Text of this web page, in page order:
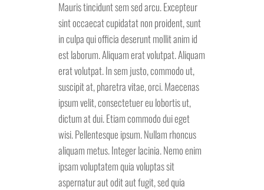
Mauris tincidunt sem sed arcu. Excepteur
sint occaecat cupidatat non proident, sunt
in culpa qui officia deserunt mollit anim id
est laborum. Aliquam erat volutpat. Aliquam
erat volutpat. In sem justo, commodo ut,
suscipit at, pharetra vitae, orci. Maecenas
ipsum velit, consectetuer eu lobortis ut,
dictum at dui. Etiam commodo dui eget
wisi. Pellentesque ipsum. Nullam rhoncus
aliquam metus. Integer lacinia. Nemo enim
ipsam voluptatem quia voluptas sit
aspernatur aut odit aut fugit, sed quia